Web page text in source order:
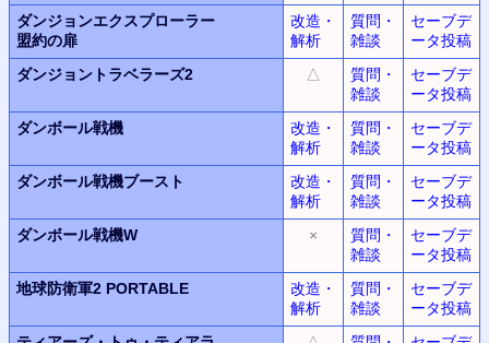
ダンジョンエクスプローラー
盟約の扉
改造・
解析
質問・
雑談
セーブデ
ータ投稿
ダンジョントラベラーズ2
△
質問・
雑談
セーブデ
ータ投稿
ダンボール戦機
改造・
解析
質問・
雑談
セーブデ
ータ投稿
ダンボール戦機ブースト
改造・
解析
質問・
雑談
セーブデ
ータ投稿
ダンボール戦機W
×
質問・
雑談
セーブデ
ータ投稿
地球防衛軍2 PORTABLE
改造・
解析
質問・
雑談
セーブデ
ータ投稿